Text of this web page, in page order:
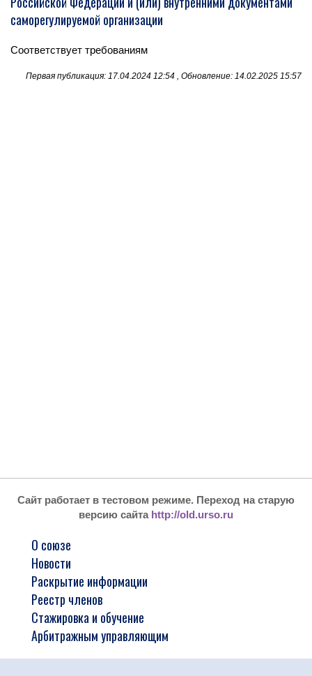
саморегулируемой организации
Соответствует требованиям
Первая публикация: 17.04.2024 12:54 , Обновление: 14.02.2025 15:57
Сайт работает в тестовом режиме. Переход на старую
версию сайта http://old.urso.ru
О союзе
Новости
Раскрытие информации
Реестр членов
Стажировка и обучение
Арбитражным управляющим